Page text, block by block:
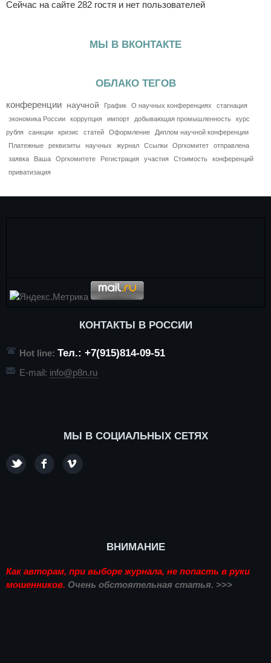
Сейчас на сайте 282 гостя и нет пользователей
МЫ В ВКОНТАКТЕ
ОБЛАКО ТЕГОВ
конференции научной График О научных конференциях
стагнация
экономика России
коррупция импорт добывающая промышленность
курс
рубля
санкции кризис статей Оформление
Диплом научной конференции
Платежные
реквизиты научных журнал Ссылки Оргкомитет
отправлена
заявка
Ваша Оргкомитете Регистрация участия Стоимость
конференций
приватизация
КОНТАКТЫ В РОССИИ
Hot line: Тел.: +7(915)814-09-51
E-mail: info@p8n.ru
МЫ В СОЦИАЛЬНЫХ СЕТЯХ
ВНИМАНИЕ
Как авторам, при выборе журнала, не попасть в руки
мошенников. Очень обстоятельная статья. >>>